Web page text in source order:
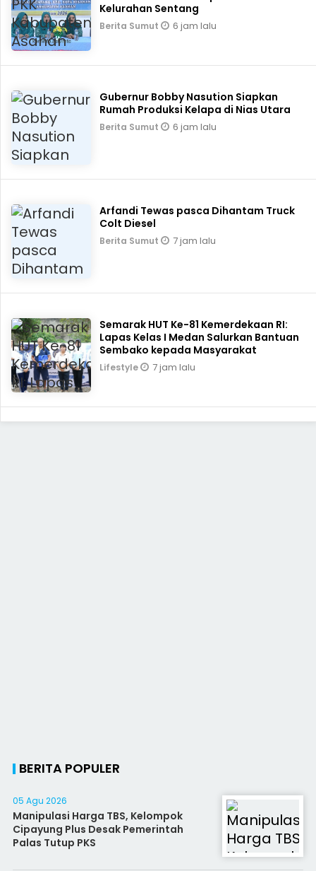
Kelurahan Sentang
Berita Sumut 6 jam lalu
Gubernur Bobby Nasution Siapkan
Rumah Produksi Kelapa di Nias Utara
Berita Sumut 6 jam lalu
Arfandi Tewas pasca Dihantam Truck
Colt Diesel
Berita Sumut 7 jam lalu
Semarak HUT Ke-81 Kemerdekaan RI:
Lapas Kelas I Medan Salurkan Bantuan
Sembako kepada Masyarakat
Lifestyle 7 jam lalu
BERITA POPULER
05 Agu 2026
Manipulasi Harga TBS, Kelompok
Cipayung Plus Desak Pemerintah
Palas Tutup PKS